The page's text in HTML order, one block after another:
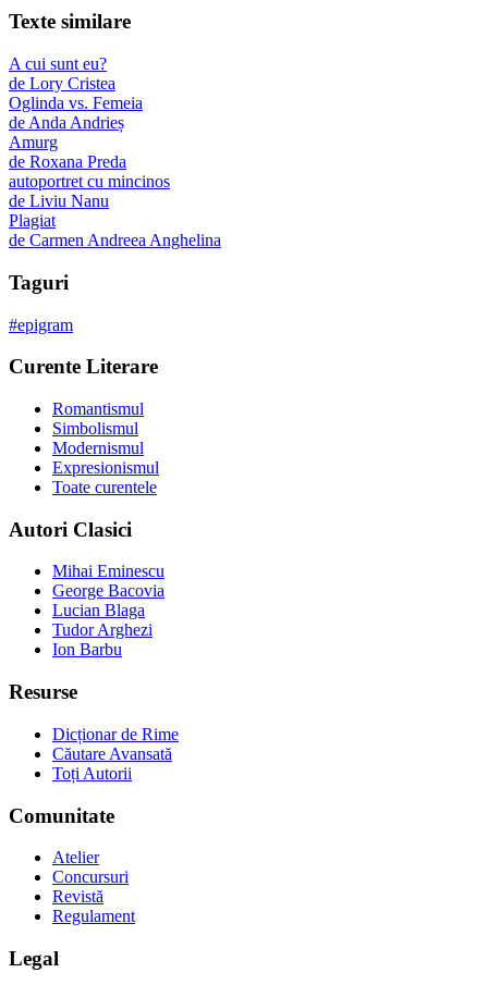
Texte similare
A cui sunt eu?
de Lory Cristea
Oglinda vs. Femeia
de Anda Andrieș
Amurg
de Roxana Preda
autoportret cu mincinos
de Liviu Nanu
Plagiat
de Carmen Andreea Anghelina
Taguri
#epigram
Curente Literare
Romantismul
Simbolismul
Modernismul
Expresionismul
Toate curentele
Autori Clasici
Mihai Eminescu
George Bacovia
Lucian Blaga
Tudor Arghezi
Ion Barbu
Resurse
Dicționar de Rime
Căutare Avansată
Toți Autorii
Comunitate
Atelier
Concursuri
Revistă
Regulament
Legal